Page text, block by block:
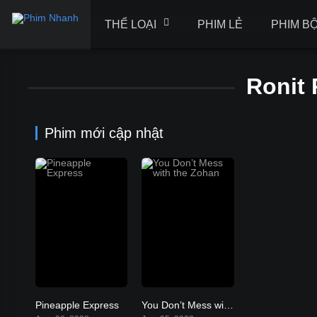
THỂ LOẠI PHIM LẺ PHIM
Ronit
Phim mới cập nhật
6.9
Pineapple Express 5.5